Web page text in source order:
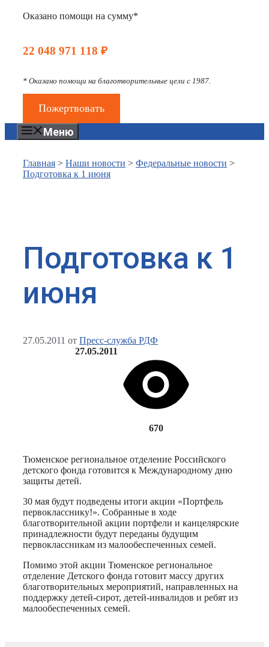
Оказано помощи на сумму*
22 048 971 118 ₽
* Оказано помощи на благотворительные цели с 1987.
Пожертвовать
Меню
Главная > Наши новости > Федеральные новости >
Подготовка к 1 июня
Подготовка к 1
июня
27.05.2011 от Пресс-служба РДФ
27.05.2011
670
Тюменское региональное отделение Российского
детского фонда готовится к Международному дню
защиты детей.
30 мая будут подведены итоги акции «Портфель
первокласснику!». Собранные в ходе
благотворительной акции портфели и канцелярские
принадлежности будут переданы будущим
первоклассникам из малообеспеченных семей.
Помимо этой акции Тюменское региональное
отделение Детского фонда готовит массу других
благотворительных мероприятий, направленных на
поддержку детей-сирот, детей-инвалидов и ребят из
малообеспеченных семей.